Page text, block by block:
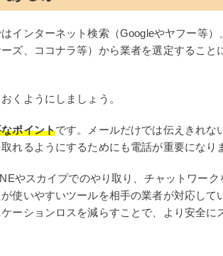
インターネット検索（Googleやヤフー等）
ズ、ココナラ等）から業者を選定すること
くようにしましょう。
ポイントです。メールだけでは伝えきれな
れるようにするためにも電話が重要になり
やスカイプでのやり取り、チャットワーク
使いやすいツールを相手の業者が対応して
ーションロスを減らすことで、より安全に